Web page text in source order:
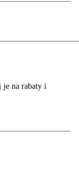
je na rabaty i